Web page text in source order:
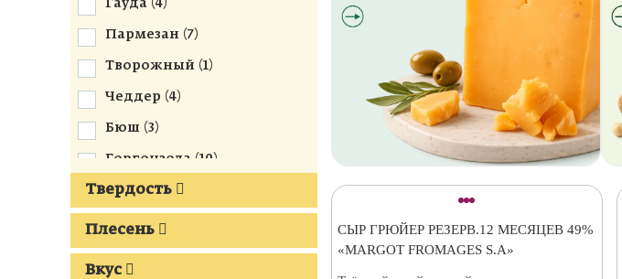
Гауда (4)
Пармезан (7)
Творожный (1)
Чеддер (4)
Бюш (3)
Горгонзола (10)
Грюйер (17
Десертные (
Камамбер (7)
Твердость
Плесень
Вкус
СЫР ГРЮЙЕР РЕЗЕРВ.12 МЕСЯЦЕВ 49%
«MARGOT FROMAGES S.A»